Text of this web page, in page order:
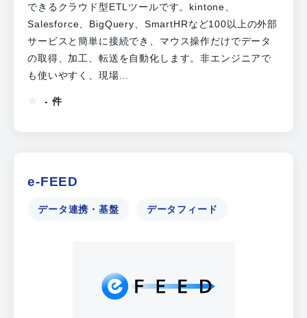
できるクラウド型ETLツールです。kintone、
Salesforce、BigQuery、SmartHRなど100以上の外部
サービスと簡単に接続でき、マウス操作だけでデータ
の取得、加工、転送を自動化します。非エンジニアで
も使いやすく、現場...
- 件
e-FEED
データ連携・基盤 データフィード